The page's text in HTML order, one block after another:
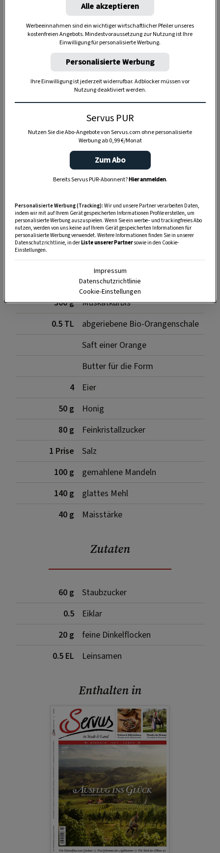
Anzeige
SPEICHERN DRUCKEN
Zutaten
300 g
Muskatkürbis
0.5 TL
abgeriebene Bio-Orangenschale
Saft einer Orange
Butter für die Form
4
Eier
50 g
Honig
80 g
Feinkristallzucker
1 Prise
Salz
100 g
gemahlene Mandeln
140 g
glattes Mehl
40 g
Maisstärke
Zutaten
60 g
Staubzucker
0.5
Eiklar
20 g
feine Dinkelflocken
0.5 EL
Leinsamen
Enthalten in
Alle akzeptieren
Werbeeinnahmen sind ein wichtiger wirtschaftlicher Pfeiler unseres
kostenfreien Angebots. Mindestvoraussetzung zur Nutzung ist Ihre
Einwilligung für personalisierte Werbung.
Personalisierte Werbung
Ihre Einwilligung ist jederzeit widerrufbar. Adblocker müssen vor
Nutzung deaktiviert werden.
Servus PUR
Nutzen Sie die Abo-Angebote von Servus.com ohne personalisierte
Werbung ab 0,99 €/Monat
Zum Abo
Bereits Servus PUR-Abonnent?Hier anmelden.
Personalisierte Werbung (Tracking): Wir und unsere Partner verarbeiten Daten,
indem wir mit auf Ihrem Gerät gespeicherten Informationen Profile erstellen, um
personalisierte Werbung auszuspielen. Wenn Sie ein werbe– und trackingfreies Abo
nutzen, werden von uns keine auf Ihrem Gerät gespeicherten Informationen für
personalisierte Werbung verwendet. Weitere Informationen finden Sie in unserer
Datenschutzrichtlinie, in derListe unserer Partnersowie in den Cookie-
Einstellungen.
Impressum
Datenschutzrichtlinie
Cookie-Einstellungen